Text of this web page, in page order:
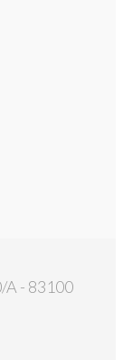
A - 83100